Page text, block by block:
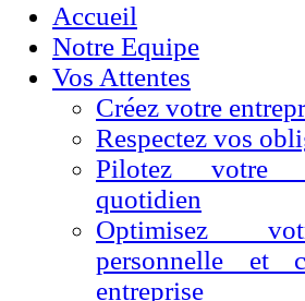
Accueil
Notre Equipe
Vos Attentes
Créez votre
Respectez vos
Pilotez votre
quotidien
Optimisez
personnelle et
entreprise